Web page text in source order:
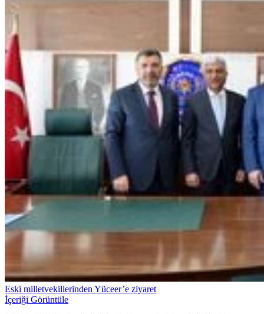
Eski milletvekillerinden Yüceer’e ziyaret
İçeriği Görüntüle